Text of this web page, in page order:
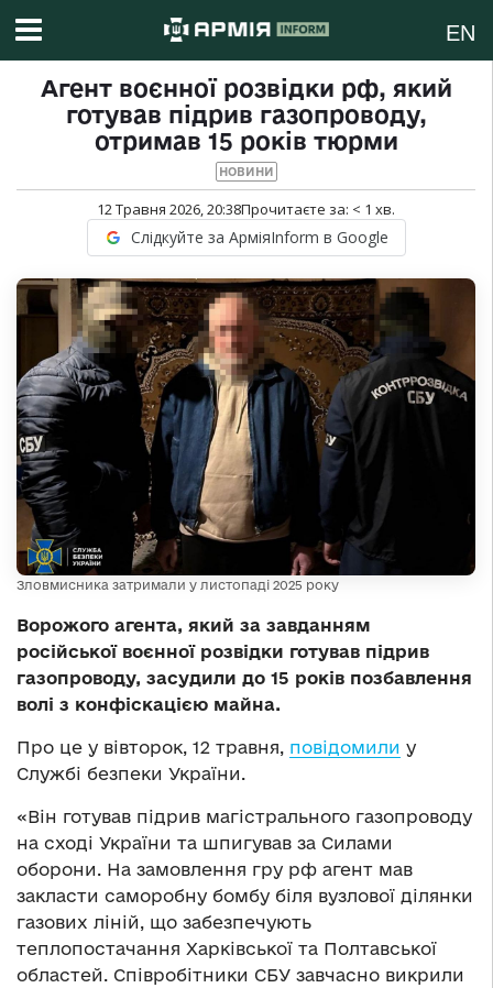
EN
Агент воєнної розвідки рф, який
готував підрив газопроводу,
отримав 15 років тюрми
НОВИНИ
12 Травня 2026, 20:38Прочитаєте за: < 1 хв.
Слідкуйте за АрміяInform в Google
Зловмисника затримали у листопаді 2025 року
Ворожого агента, який за завданням
російської воєнної розвідки готував підрив
газопроводу, засудили до 15 років позбавлення
волі з конфіскацією майна.
Про це у вівторок, 12 травня, повідомили у
Службі безпеки України.
«Він готував підрив магістрального газопроводу
на сході України та шпигував за Силами
оборони. На замовлення гру рф агент мав
закласти саморобну бомбу біля вузлової ділянки
газових ліній, що забезпечують
теплопостачання Харківської та Полтавської
областей. Співробітники СБУ завчасно викрили